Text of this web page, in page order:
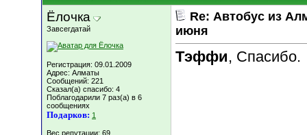
Ёлочка
Завсегдатай
Регистрация: 09.01.2009
Адрес: Алматы
Сообщений: 221
Сказал(а) спасибо: 4
Поблагодарили 7 раз(а) в 6
сообщениях
Подарков: 1
Вес репутации: 69
Re: Автобус из
июня
Тэффи, Спасибо.